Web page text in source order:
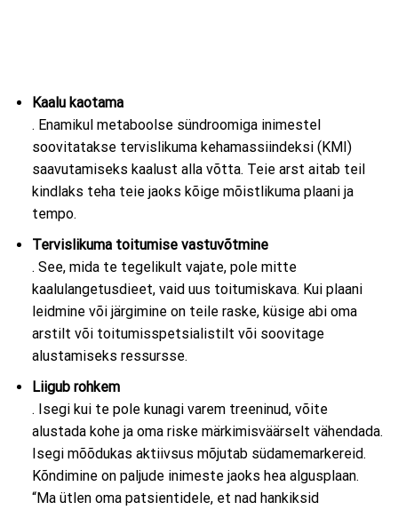
Kaalu kaotama
. Enamikul metaboolse sündroomiga inimestel
soovitatakse tervislikuma kehamassiindeksi (KMI)
saavutamiseks kaalust alla võtta. Teie arst aitab teil
kindlaks teha teie jaoks kõige mõistlikuma plaani ja
tempo.
Tervislikuma toitumise vastuvõtmine
. See, mida te tegelikult vajate, pole mitte
kaalulangetusdieet, vaid uus toitumiskava. Kui plaani
leidmine või järgimine on teile raske, küsige abi oma
arstilt või toitumisspetsialistilt või soovitage
alustamiseks ressursse.
Liigub rohkem
. Isegi kui te pole kunagi varem treeninud, võite
alustada kohe ja oma riske märkimisväärselt vähendada.
Isegi mõõdukas aktiivsus mõjutab südamemarkereid.
Kõndimine on paljude inimeste jaoks hea algusplaan.
“Ma ütlen oma patsientidele, et nad hankiksid